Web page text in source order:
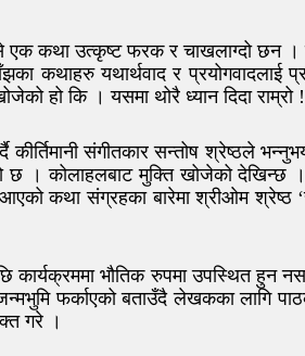
कथा उत्कृष्ट फरक र चाखलाग्दो छन ।
कथाहरु यथार्थवाद र प्रयोगवादलाई
हो कि । यसमा थोरै ध्यान दिदा
कीर्तिमानी संगीतकार सन्तोष श्रेष्ठले
छ । कोलाहलबाट मुक्ति खोजेको देखिन्छ
कथा संग्रहका बारेमा श्रीओम श्रेष्ठ
कार्यक्रममा भौतिक रुपमा उपस्थित
फर्काएको बताउँदै लेखकका लागि
गरे ।